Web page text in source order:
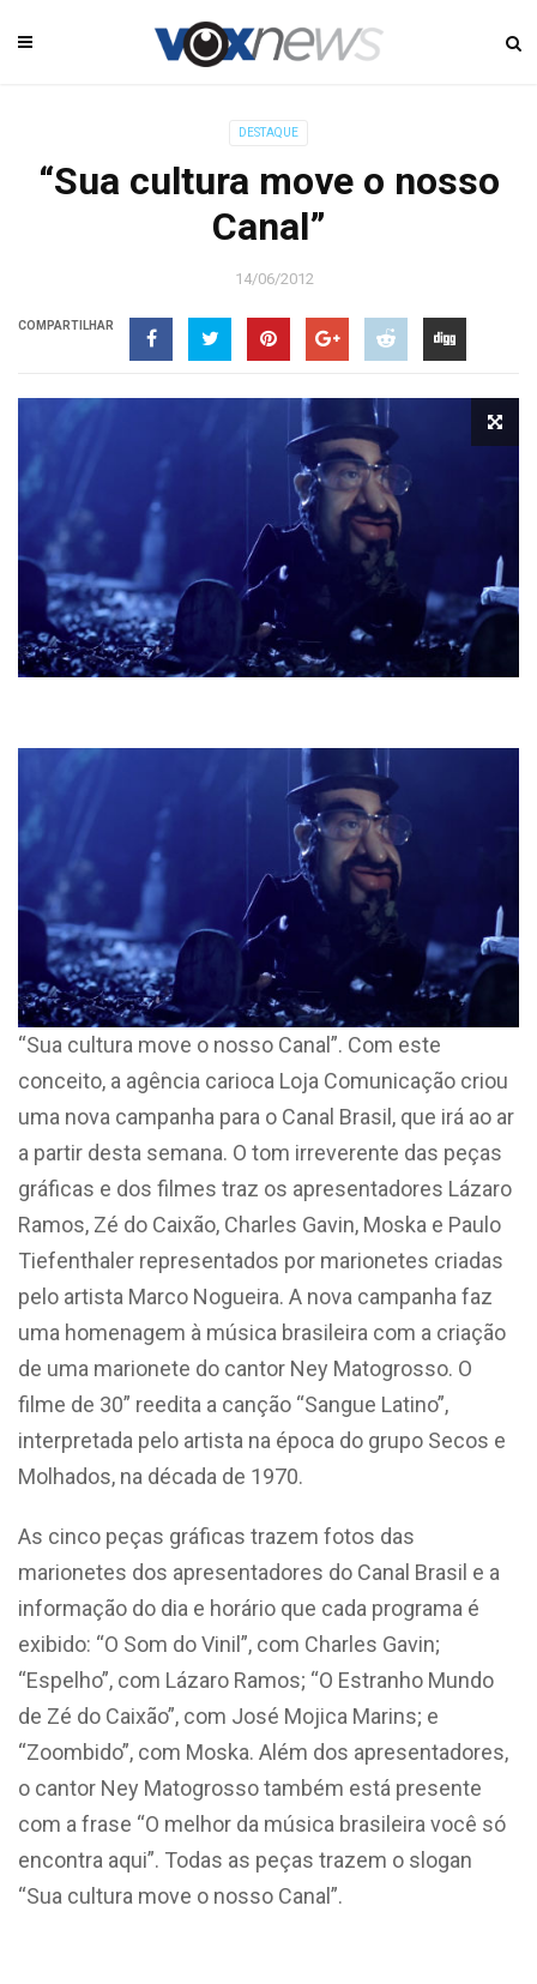
DESTAQUE
“Sua cultura move o nosso
Canal”
14/06/2012
COMPARTILHAR
“Sua cultura move o nosso Canal”. Com este
conceito, a agência carioca Loja Comunicação criou
uma nova campanha para o Canal Brasil, que irá ao ar
a partir desta semana. O tom irreverente das peças
gráficas e dos filmes traz os apresentadores Lázaro
Ramos, Zé do Caixão, Charles Gavin, Moska e Paulo
Tiefenthaler representados por marionetes criadas
pelo artista Marco Nogueira. A nova campanha faz
uma homenagem à música brasileira com a criação
de uma marionete do cantor Ney Matogrosso. O
filme de 30” reedita a canção “Sangue Latino”,
interpretada pelo artista na época do grupo Secos e
Molhados, na década de 1970.
As cinco peças gráficas trazem fotos das
marionetes dos apresentadores do Canal Brasil e a
informação do dia e horário que cada programa é
exibido: “O Som do Vinil”, com Charles Gavin;
“Espelho”, com Lázaro Ramos; “O Estranho Mundo
de Zé do Caixão”, com José Mojica Marins; e
“Zoombido”, com Moska. Além dos apresentadores,
o cantor Ney Matogrosso também está presente
com a frase “O melhor da música brasileira você só
encontra aqui”. Todas as peças trazem o slogan
“Sua cultura move o nosso Canal”.